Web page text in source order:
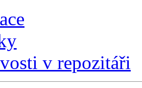
v repozitáři